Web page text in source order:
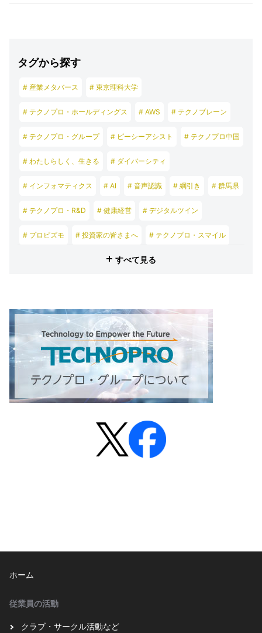
タグから探す
# 産業メタバース # 東京理科大学
# テクノプロ・ホールディングス # AWS # テクノブレーン
# テクノプロ・グループ # ピーシーアシスト # テクノプロ中国
# わたしらしく、生きる # ダイバーシティ
# インフォマティクス # AI # 音声認識 # 綱引き # 群馬県
# テクノプロ・R&D # 健康経営 # デジタルツイン
# プロビズモ # 投資家の皆さまへ # テクノプロ・スマイル
# テクノプロ・エンジニアリング
すべて見る
ホーム
従業員の活動
クラブ・サークル活動など